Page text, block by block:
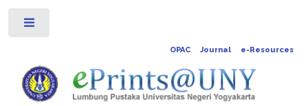
OPAC Journal e-Resources